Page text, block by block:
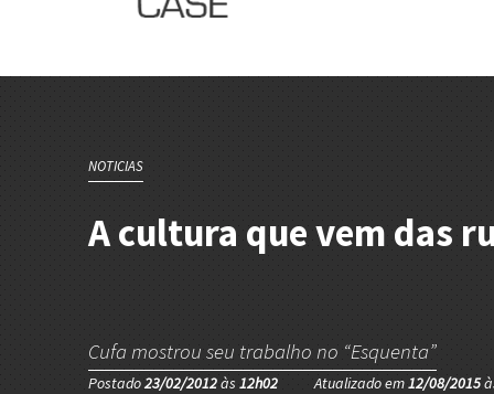
NOTICIAS
A cultura que vem das
Cufa mostrou seu trabalho no “Esquenta”
Postado23/02/2012às 12h02 Atualizado em12/08/2015